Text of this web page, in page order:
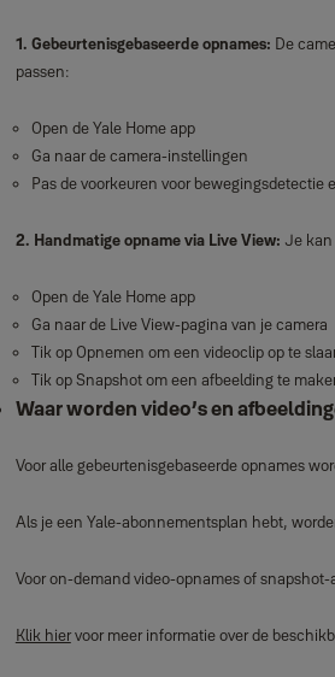
1. Gebeurtenisgebaseerde opnames: De
passen:
Open de Yale Home app
Ga naar de camera‑instellingen
Pas de voorkeuren voor bewegingsdetectie
2. Handmatige opname via Live View: Je kan
Open de Yale Home app
Ga naar de Live View‑pagina van je camera
Tik op Opnemen om een videoclip op te
Tik op Snapshot om een afbeelding te
Waar worden video’s en
Voor alle gebeurtenisgebaseerde opnames
Als je een Yale‑abonnementsplan hebt,
Voor on‑demand video‑opnames of
Klik hiervoor meer informatie over de